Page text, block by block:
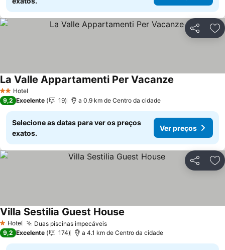
Partilhar
2 Estrelas
Hotel
La Valle Appartamenti Per Vacanze
9,2 Excelente 19 a 0.9 km de Centro da cidade
Selecione as datas para ver os preços
exatos.
Ver preços
Partilhar
1 Estrelas
Hotel Duas piscinas impecáveis
Villa Sestilia Guest House
9,2 Excelente 174 a 4.1 km de Centro da cidade